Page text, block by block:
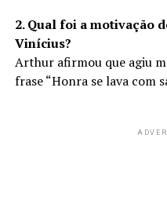
2. Qual foi a motivação
Vinícius?
Arthur afirmou que agiu
frase “Honra se lava com